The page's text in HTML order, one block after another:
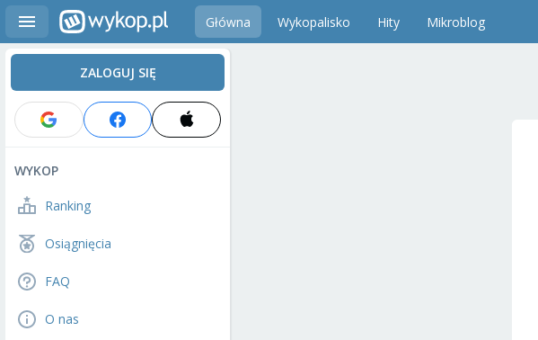
Główna Wykopalisko Hity Mikroblog
ZALOGUJ SIĘ
WYKOP
Ranking
Osiągnięcia
FAQ
O nas